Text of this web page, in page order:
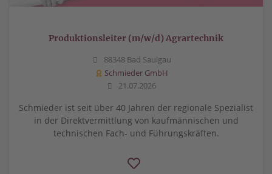
Produktionsleiter (m/w/d) Agrartechnik
88348 Bad Saulgau
Schmieder GmbH
21.07.2026
Schmieder ist seit über 40 Jahren der regionale Spezialist
in der Direktvermittlung von kaufmännischen und
technischen Fach- und Führungskräften.